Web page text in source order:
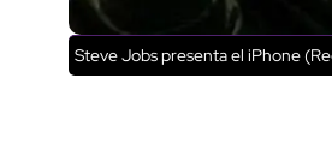
Steve Jobs presenta el iPhone